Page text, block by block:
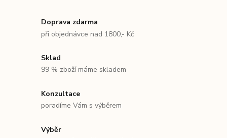
Doprava zdarma
při objednávce nad 1800,- Kč
Sklad
99 % zboží máme skladem
Konzultace
poradíme Vám s výběrem
Výběr